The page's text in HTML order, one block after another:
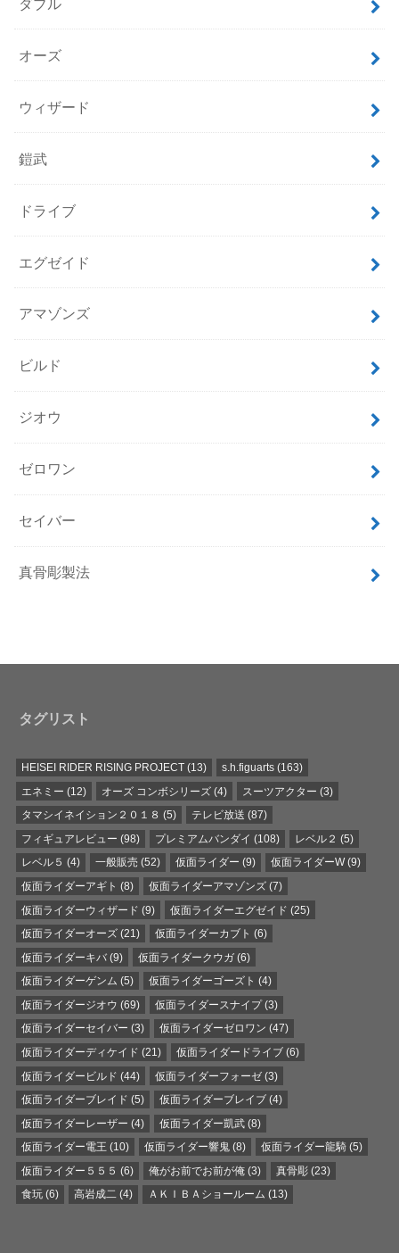
ダブル
オーズ
ウィザード
鎧武
ドライブ
エグゼイド
アマゾンズ
ビルド
ジオウ
ゼロワン
セイバー
真骨彫製法
タグリスト
HEISEI RIDER RISING PROJECT(13) s.h.figuarts (163)
エネミー (12) オーズ コンボシリーズ (4) スーツアクター (3)
タマシイネイション２０１８ (5) テレビ放送 (87)
フィギュアレビュー (98) プレミアムバンダイ (108) レベル２ (5)
レベル５ (4) 一般販売 (52) 仮面ライダー (9) 仮面ライダーW(9)
仮面ライダーアギト (8) 仮面ライダーアマゾンズ (7)
仮面ライダーウィザード (9) 仮面ライダーエグゼイド (25)
仮面ライダーオーズ(21) 仮面ライダーカブト (6)
仮面ライダーキバ(9) 仮面ライダークウガ (6)
仮面ライダーゲンム (5) 仮面ライダーゴーズト (4)
仮面ライダージオウ (69) 仮面ライダースナイプ(3)
仮面ライダーセイバー (3) 仮面ライダーゼロワン (47)
仮面ライダーディケイド (21) 仮面ライダードライブ (6)
仮面ライダービルド (44) 仮面ライダーフォーゼ (3)
仮面ライダーブレイド (5) 仮面ライダーブレイブ (4)
仮面ライダーレーザー (4) 仮面ライダー凱武 (8)
仮面ライダー電王 (10) 仮面ライダー響鬼 (8) 仮面ライダー龍騎 (5)
仮面ライダー５５５ (6) 俺がお前でお前が俺 (3) 真骨彫 (23)
食玩(6) 高岩成二 (4) ＡＫＩＢＡショールーム (13)